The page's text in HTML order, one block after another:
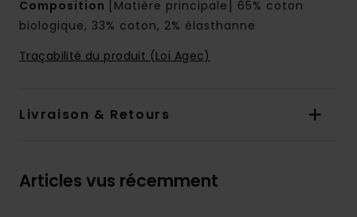
Composition
[Matière principale] 65% coton
biologique, 33% coton, 2% élasthanne
Traçabilité du produit (Loi Agec)
Livraison & Retours
Articles vus récemment